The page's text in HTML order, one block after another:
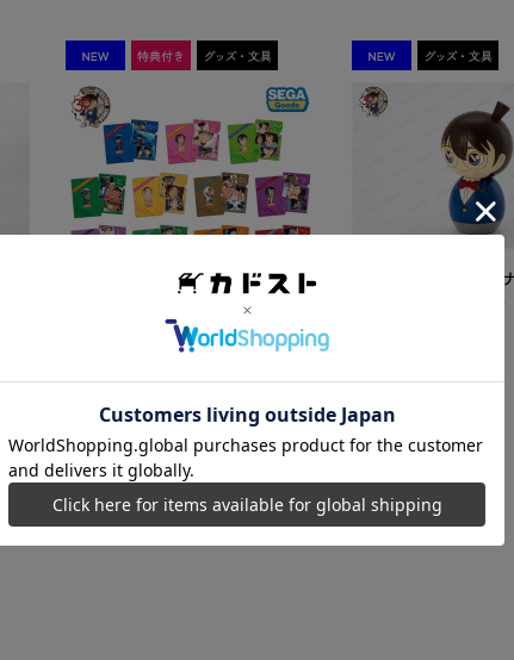
ナン TVアニメ「名探偵コナン」
30周年記念クリアファイル Vol.2
【1BOX】
8,250
【再販】「名探偵コ
こけし 江戸川コナン